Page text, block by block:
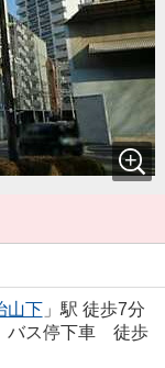
山下」駅 徒歩7分
バス停下車 徒歩